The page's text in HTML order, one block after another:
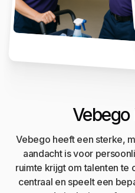
Vebego heeft een sterke,
aandacht is voor
ruimte krijgt om talenten te
centraal en speelt een